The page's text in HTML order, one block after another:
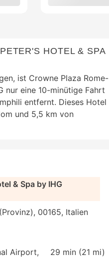
HOTEL & SPA
ist Crowne Plaza Rome-
nur eine 10-minütige Fahrt
entfernt. Dieses Hotel
und 5,5 km von
& Spa by IHG
00165, Italien
Airport,
29 min (21 mi)